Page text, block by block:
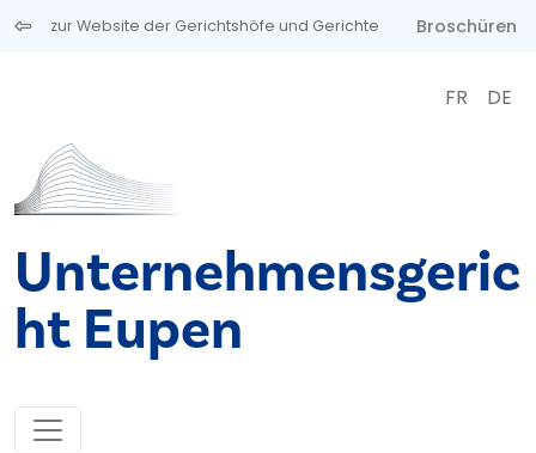
Direkt zum Inhalt
zur Website der Gerichtshöfe und Gerichte Broschüren
FR DE
Unternehmensgeric
ht Eupen